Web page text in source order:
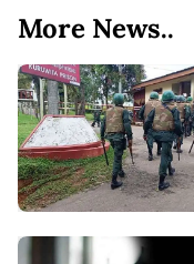
More News..